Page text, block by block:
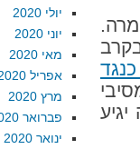
יולי 2020
יוני 2020
מאי 2020
אפריל 2020
מרץ 2020
פברואר 2020
ינואר 2020